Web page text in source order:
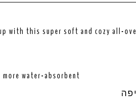
with this super soft and cozy all-
water-absorbent